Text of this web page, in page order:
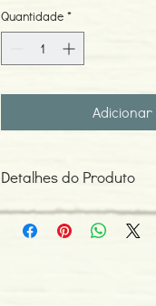
Quantidade *
Detalhes do Produto
Autores: Jason
ISBN: 8570073119